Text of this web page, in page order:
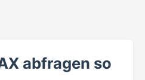
abfragen so